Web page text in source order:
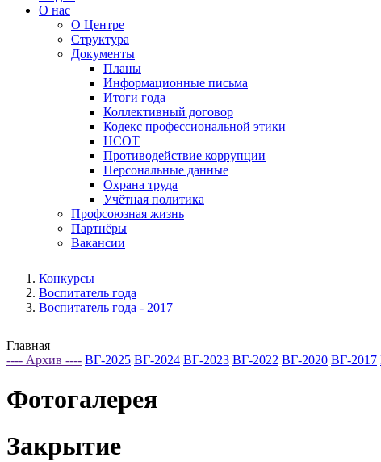
О нас
О Центре
Структура
Документы
Планы
Информационные письма
Итоги года
Коллективный договор
Кодекс профессиональной этики
НСОТ
Противодействие коррупции
Персональные данные
Охрана труда
Учётная политика
Профсоюзная жизнь
Партнёры
Вакансии
Конкурсы
Воспитатель года
Воспитатель года - 2017
Главная
---- Архив ---- ВГ-2025 ВГ-2024 ВГ-2023 ВГ-2022 ВГ-2020 ВГ-2017
Фотогалерея
Закрытие